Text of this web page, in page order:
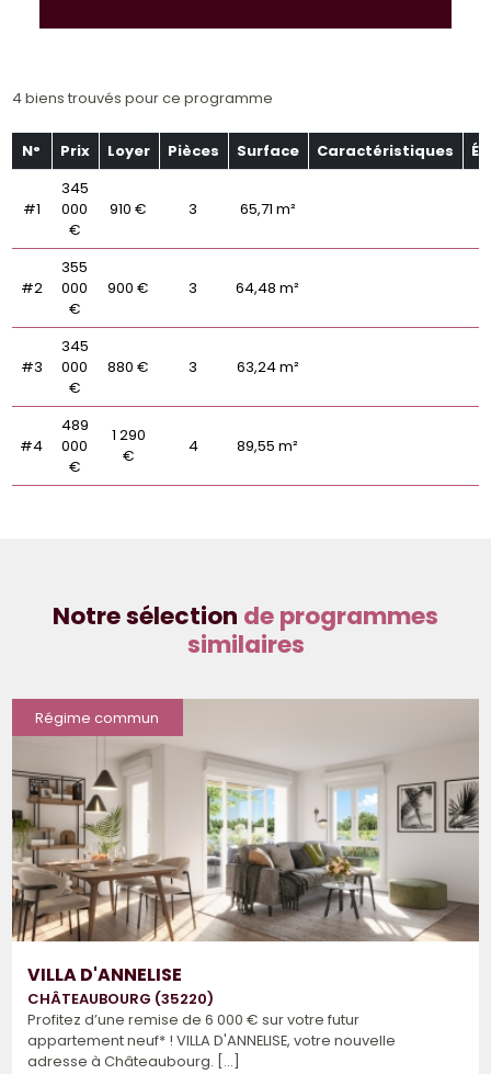
4 biens trouvés pour ce programme
N° Prix Loyer Pièces Surface Caractéristiques
#1
345
000
€
910 € 3 65,71 m²
#2
355
000
€
900 € 3 64,48 m²
#3
345
000
€
880 € 3 63,24 m²
#4
489
000
€
1 290
€
4 89,55 m²
Notre sélection de programmes
similaires
Régime commun
VILLA D'ANNELISE
CHÂTEAUBOURG (35220)
Profitez d’une remise de 6 000 € sur votre futur
appartement neuf* ! VILLA D'ANNELISE, votre nouvelle
adresse à Châteaubourg. [...]